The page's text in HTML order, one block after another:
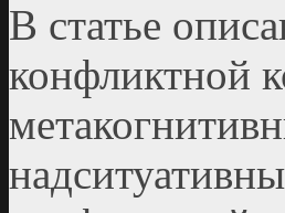
В статье
конфликтной